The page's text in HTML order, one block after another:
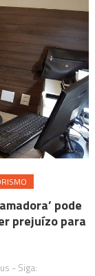
pode
prejuízo para
- Siga: